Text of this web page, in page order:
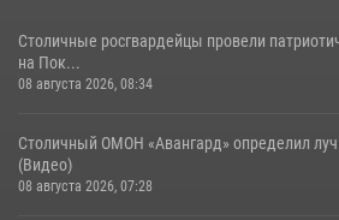
Столичные росгвардейцы провели
на Пок...
08 августа 2026, 08:34
Столичный ОМОН «Авангард» определил
(Видео)
08 августа 2026, 07:28